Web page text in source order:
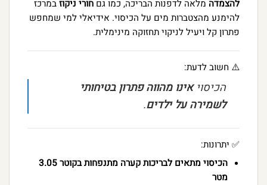
להצמדה מלאה לדפנות הבריכה, כמו גם חורי ניקוזבמרכז
להימנע מהצטברות מים על הכיסוי. אידיאלי למי שמחפש
פתרון קל ויעיל לניקוי תחזוקה מינימלית.
⚠️ חשוב לדעת:
הכיסויאינו מהווה פתרון בטיחותי
לשמירה על ילדים.
✅ יתרונות:
הכיסוי מתאים לבריכות קערה מתנפחות בקוטר 3.05
מטר